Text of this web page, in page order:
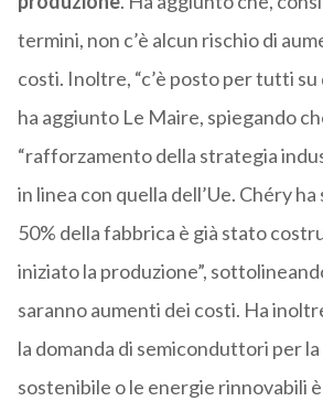
termini, non c’è alcun rischio di
costi. Inoltre, “c’è posto per tutti su
ha aggiunto Le Maire, spiegando
“rafforzamento della strategia
in linea con quella dell’Ue. Chéry
50% della fabbrica è già stato
iniziato la produzione”,
saranno aumenti dei costi. Ha
la domanda di semiconduttori per
sostenibile o le energie rinnovabili